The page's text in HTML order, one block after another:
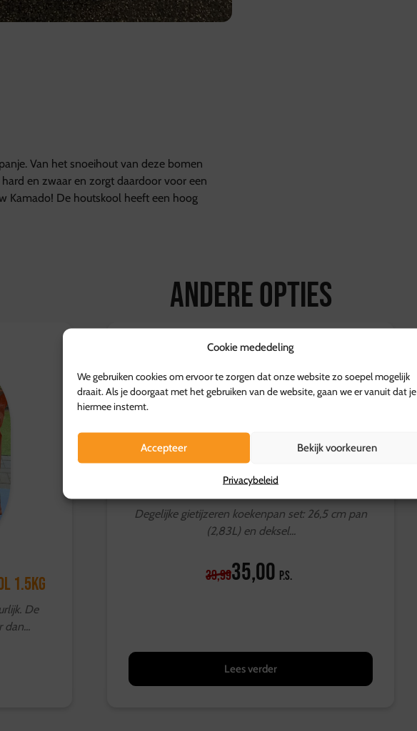
Cookie mededeling
We gebruiken cookies om ervoor te zorgen dat onze website zo soepel mogelijk
draait. Als je doorgaat met het gebruiken van de website, gaan we er vanuit dat je
hiermee instemt.
Accepteer Bekijk voorkeuren
Privacybeleid
Van het snoeihout van deze bomen
en zwaar en zorgt daardoor voor een
Kamado! De houtskool heeft een hoog
Andere opties
1.5kg
De
dan...
Keij deep skillet set gietijzer
Degelijke gietijzeren koekenpan set: 26,5 cm pan
(2,83L) en deksel...
39,9935,00 p.s.
Lees verder